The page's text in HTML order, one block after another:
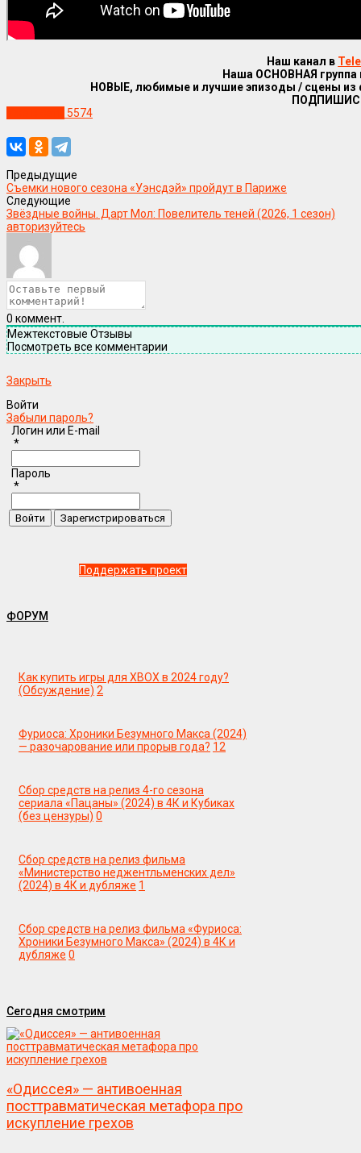
Наш канал в
Наша ОСНОВНАЯ группа
НОВЫЕ, любимые и лучшие эпизоды / сцены
5574
Предыдущие
Съемки нового сезона «Уэнсдэй» пройдут в Париже
Следующие
Звёздные войны. Дарт Мол: Повелитель теней (2026, 1 сезон)
авторизуйтесь
0 коммент.
Межтекстовые Отзывы
Посмотреть все комментарии
Закрыть
Войти
Забыли пароль?
Логин или E-mail
*
Пароль
*
Поддержать проект
ФОРУМ
Как купить игры для XBOX в 2024 году?
(Обсуждение) 2
Фуриоса: Хроники Безумного Макса (2024)
— разочарование или прорыв года? 12
Сбор средств на релиз 4-го сезона
сериала «Пацаны» (2024) в 4К и Кубиках
(без цензуры) 0
Сбор средств на релиз фильма
«Министерство неджентльменских дел»
(2024) в 4К и дубляже 1
Сбор средств на релиз фильма «Фуриоса:
Хроники Безумного Макса» (2024) в 4К и
дубляже 0
Сегодня смотрим
«Одиссея» — антивоенная
посттравматическая метафора про
искупление грехов